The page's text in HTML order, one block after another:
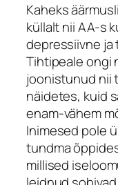
Kaheks
küllalt nii AA-s
depressiivne ja
Tihtipeale ongi
joonistunud nii
näidetes, kuid
enam-vähem
Inimesed pole
tundma
millised